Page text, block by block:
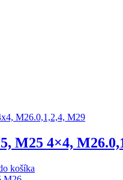
M25 4×4,
košíka